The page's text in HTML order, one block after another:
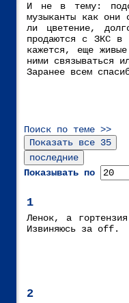
И не в тему:
музыканты как они
ли цветение,
продаются с ЗКС в
кажется, еще
ними связываться
Заранее всем
Поиск по теме >>
Показывать по
1
Ленок, а
Извиняюсь за off.
2